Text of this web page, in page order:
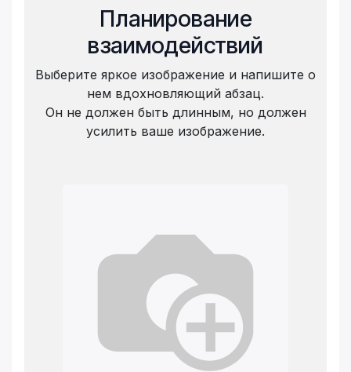
Планирование
взаимодействий
Выберите яркое изображение и напишите о
нем вдохновляющий абзац.
Он не должен быть длинным, но должен
усилить ваше изображение.